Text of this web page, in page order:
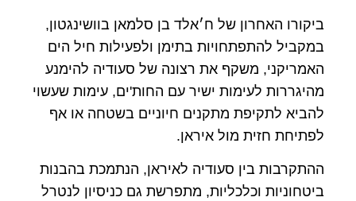
ביקורו האחרון של ח׳אלד בן סלמאן בוושינגטון,
במקביל להתפתחויות בתימן ולפעילות חיל הים
האמריקני, משקף את רצונה של סעודיה להימנע
מהיגררות לעימות ישיר עם החות'ים, עימות שעשוי
להביא לתקיפת מתקנים חיוניים בשטחה או אף
לפתיחת חזית מול איראן.
ההתקרבות בין סעודיה לאיראן, הנתמכת בהבנות
ביטחוניות וכלכליות, מתפרשת גם כניסיון לנטרל